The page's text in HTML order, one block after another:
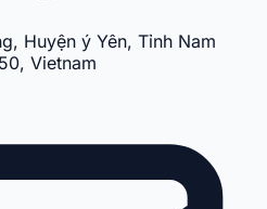
Huyện ý Yên, Tỉnh Nam
Vietnam